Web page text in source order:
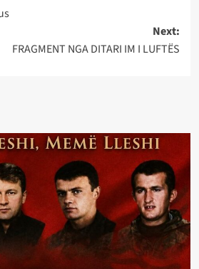
Next:
FRAGMENT NGA DITARI IM I LUFTËS